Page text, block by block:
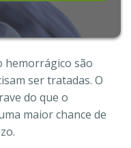
hemorrágico são
ser tratadas. O
do que o
maior chance de